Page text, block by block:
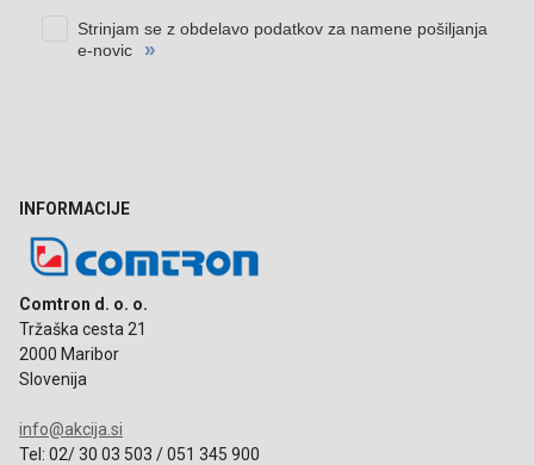
INFORMACIJE
Comtron d. o. o.
Tržaška cesta 21
2000 Maribor
Slovenija
info@akcija.si
Tel: 02/ 30 03 503 / 051 345 900